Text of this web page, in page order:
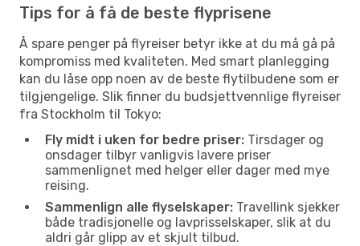
Tips for å få de beste flyprisene
Å spare penger på flyreiser betyr ikke at du må gå på
kompromiss med kvaliteten. Med smart planlegging
kan du låse opp noen av de beste flytilbudene som er
tilgjengelige. Slik finner du budsjettvennlige flyreiser
fra Stockholm til Tokyo:
Fly midt i uken for bedre priser: Tirsdager og
onsdager tilbyr vanligvis lavere priser
sammenlignet med helger eller dager med mye
reising.
Sammenlign alle flyselskaper: Travellink sjekker
både tradisjonelle og lavprisselskaper, slik at du
aldri går glipp av et skjult tilbud.